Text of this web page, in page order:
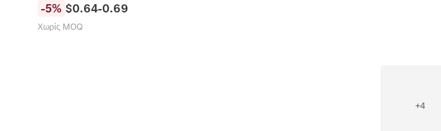
-5% $0.64-0.69
Χωρίς MOQ
+4